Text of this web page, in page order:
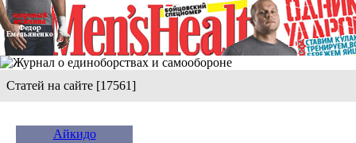
Статей на сайте [17561]
Айкидо